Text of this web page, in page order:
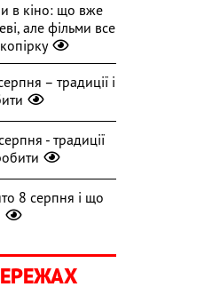
в кіно: що вже
але фільми все
– традиції і
- традиції
8 серпня і що